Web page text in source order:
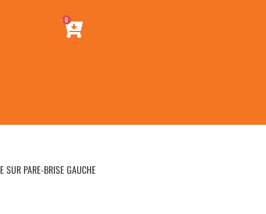
0
SUR PARE-BRISE GAUCHE